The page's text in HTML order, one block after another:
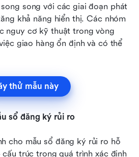
song với các giai đoạn phát
khả năng hiển thị. Các nhóm
nguy cơ kỹ thuật trong vòng
giao hàng ổn định và có thể
thử mẫu này
sổ đăng ký rủi ro
cho mẫu sổ đăng ký rủi ro hỗ
trúc trong quá trình xác định